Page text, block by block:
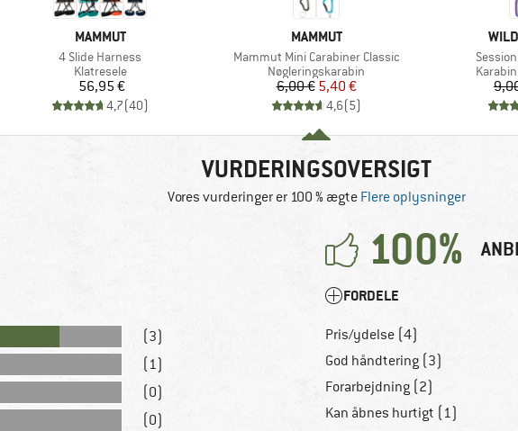
MÆRKE
MAMMUT
Artikel
4 Slide Harness
Produktgruppe
Klatresele
Pris
56,95 €
4,7(40)
MÆRKE
MAMMUT
Artikel
Mammut Mini Carabiner Classic
Produktgruppe
Nøgleringskarabin
Pris
6,00 €Nedsat pris
5,40 €
4,6(5)
Artikel
VURDERINGSOVERSIGT
Vores vurderinger er 100 % ægte Flere oplysninger
100%
(3)
(1)
(0)
(0)
FORDELE
Pris/ydelse (4)
God håndtering (3)
Forarbejdning (2)
Kan åbnes hurtigt (1)